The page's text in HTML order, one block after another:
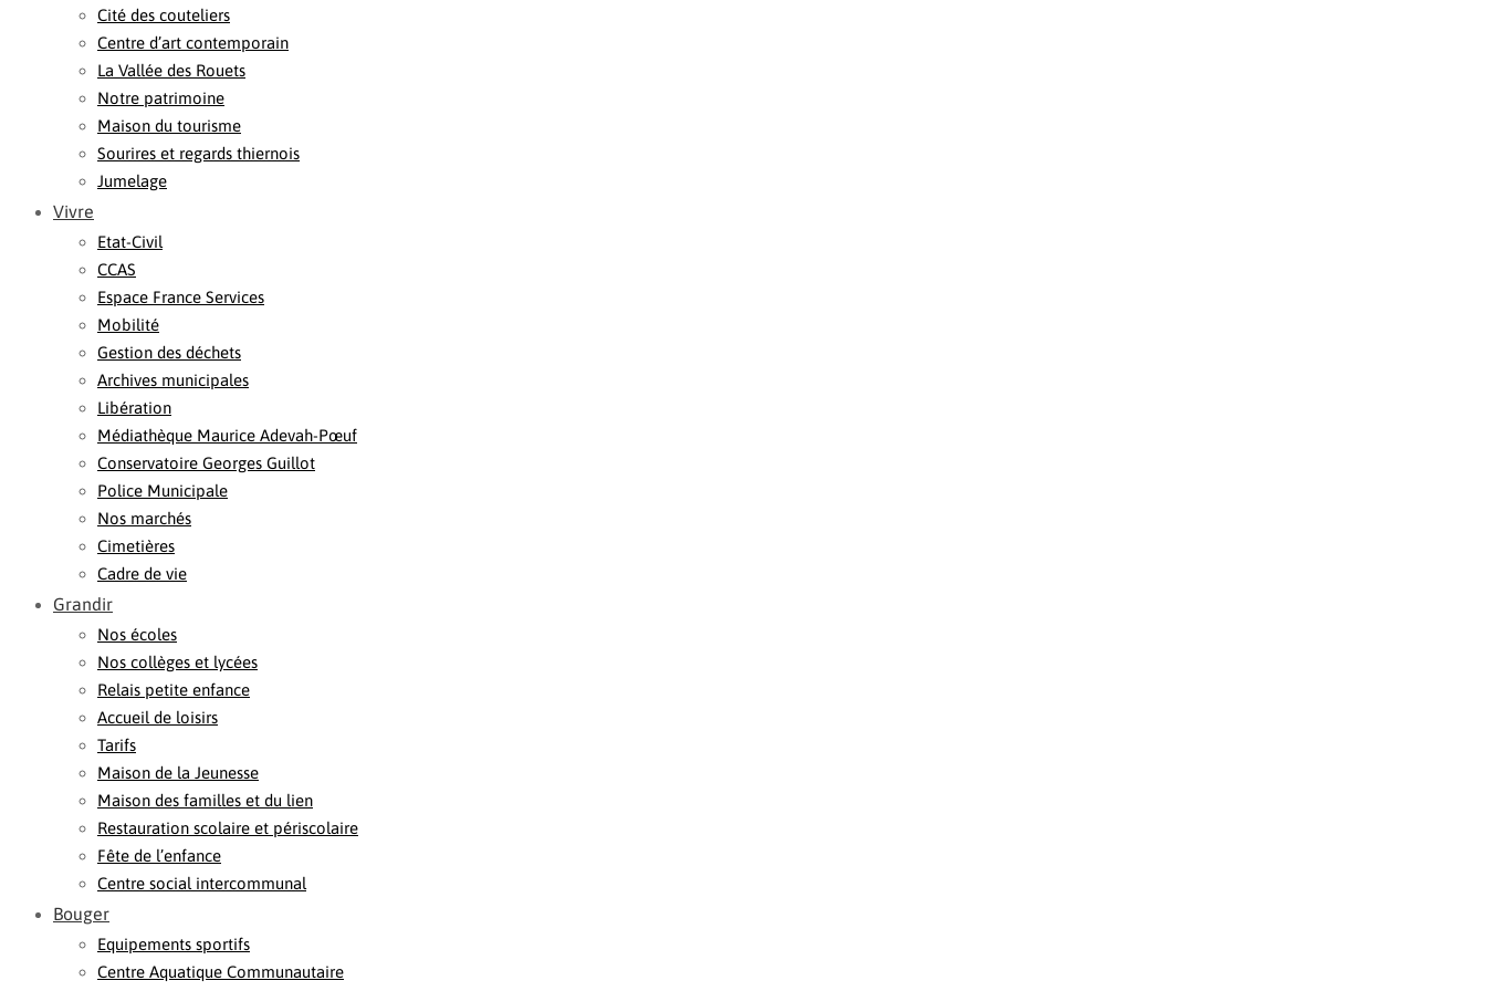
Cité des couteliers
Centre d’art contemporain
La Vallée des Rouets
Notre patrimoine
Maison du tourisme
Sourires et regards thiernois
Jumelage
Vivre
Etat-Civil
CCAS
Espace France Services
Mobilité
Gestion des déchets
Archives municipales
Libération
Médiathèque Maurice Adevah-Pœuf
Conservatoire Georges Guillot
Police Municipale
Nos marchés
Cimetières
Cadre de vie
Grandir
Nos écoles
Nos collèges et lycées
Relais petite enfance
Accueil de loisirs
Tarifs
Maison de la Jeunesse
Maison des familles et du lien
Restauration scolaire et périscolaire
Fête de l’enfance
Centre social intercommunal
Bouger
Equipements sportifs
Centre Aquatique Communautaire